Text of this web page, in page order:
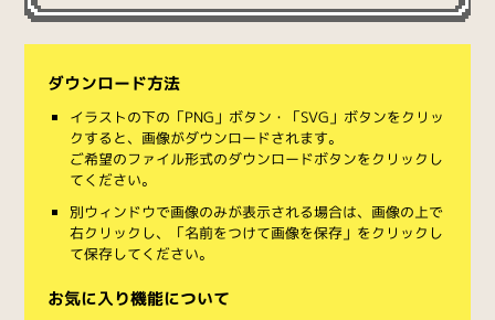
ダウンロード方法
イラストの下の「PNG」ボタン・「SVG」ボタンをクリッ
クすると、画像がダウンロードされます。
ご希望のファイル形式のダウンロードボタンをクリックし
てください。
別ウィンドウで画像のみが表示される場合は、画像の上で
右クリックし、「名前をつけて画像を保存」をクリックし
て保存してください。
お気に入り機能について